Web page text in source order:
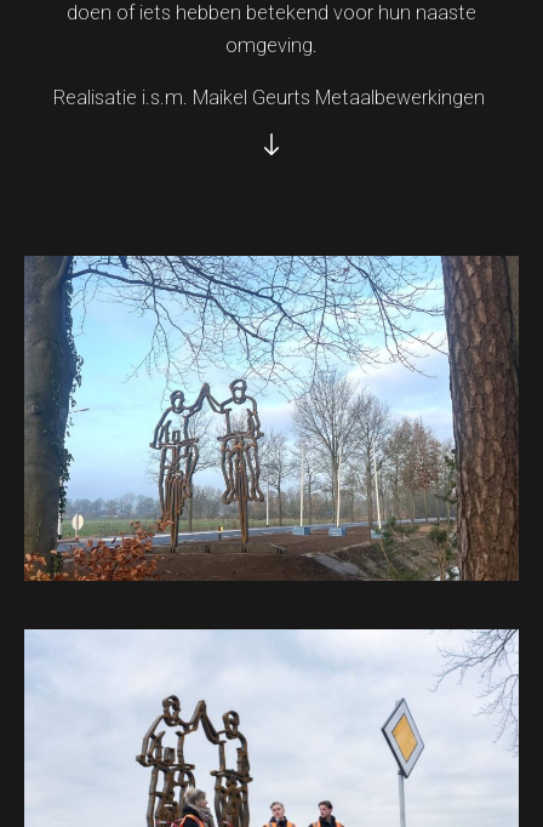
doen of iets hebben betekend voor hun naaste
omgeving.
Realisatie i.s.m. Maikel Geurts Metaalbewerkingen